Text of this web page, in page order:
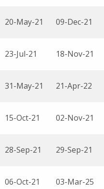
20-May-21 09-Dec-21
23-Jul-21 18-Nov-21
31-May-21 21-Apr-22
15-Oct-21 02-Nov-21
28-Sep-21 29-Sep-21
06-Oct-21 03-Mar-25